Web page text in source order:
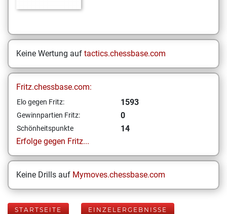
Keine Wertung auf tactics.chessbase.com
Fritz.chessbase.com:
Elo gegen Fritz: 1593
Gewinnpartien Fritz: 0
Schönheitspunkte
14
Erfolge gegen Fritz...
Keine Drills auf Mymoves.chessbase.com
STARTSEITE EINZELERGEBNISSE